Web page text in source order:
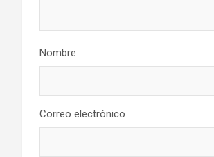
Nombre
Correo electrónico